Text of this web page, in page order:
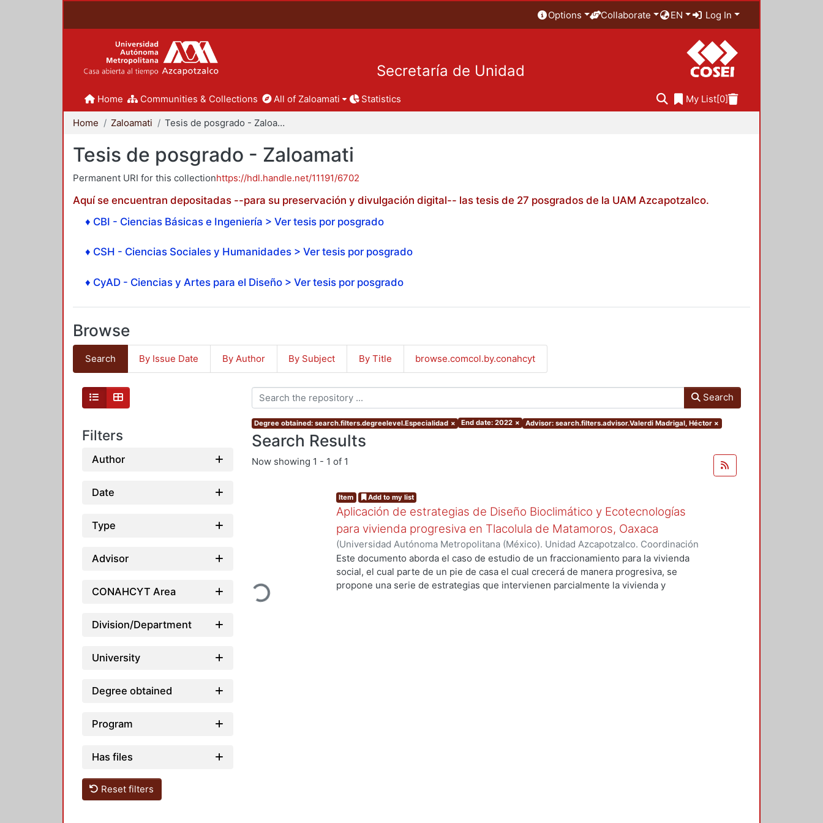
Options Collaborate EN Log In
Secretaría de Unidad
Home Communities & Collections All of Zaloamati Statistics My List[0]
Home Zaloamati Tesis de posgrado - Zaloamati
Tesis de posgrado - Zaloamati
Permanent URI for this collectionhttps://hdl.handle.net/11191/6702
Aquí se encuentran depositadas --para su preservación y divulgación digital-- las tesis de 27 posgrados de la UAM Azcapotzalco.
♦ CBI - Ciencias Básicas e Ingeniería > Ver tesis por posgrado
♦ CSH - Ciencias Sociales y Humanidades > Ver tesis por posgrado
♦ CyAD - Ciencias y Artes para el Diseño > Ver tesis por posgrado
Browse
Search By Issue Date By Author By Subject By Title browse.comcol.by.conahcyt
Filters
Author
Date
Type
Advisor
CONAHCYT Area
Division/Department
University
Degree obtained
Program
Has files
Reset filters
Search
Degree obtained: search.filters.degreelevel.Especialidad × End date: 2022 × Advisor: search.filters.advisor.Valerdi Madrigal, Héctor ×
Search Results
Now showing 1 - 1 of 1
Loading...
Item Add to my list
Aplicación de estrategias de Diseño Bioclimático y Ecotecnologías
para vivienda progresiva en Tlacolula de Matamoros, Oaxaca
(Universidad Autónoma Metropolitana (México). Unidad Azcapotzalco. Coordinación
de Servicios de Información.,2022-10)Ortega Moreno, Laura Michelle
Este documento aborda el caso de estudio de un fraccionamiento para la vivienda
social, el cual parte de un pie de casa el cual crecerá de manera progresiva, se
propone una serie de estrategias que intervienen parcialmente la vivienda y